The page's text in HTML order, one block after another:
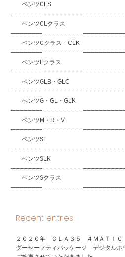
ベンツCLS
ベンツCLクラス
ベンツCクラス・CLK
ベンツEクラス
ベンツGLB・GLC
ベンツG・GL・GLK
ベンツM・R・V
ベンツSL
ベンツSLK
ベンツSクラス
Recent entries
２０２０年 ＣＬＡ３５ ４ＭＡＴＩＣ
ダーセーフティパッケージ デジタル